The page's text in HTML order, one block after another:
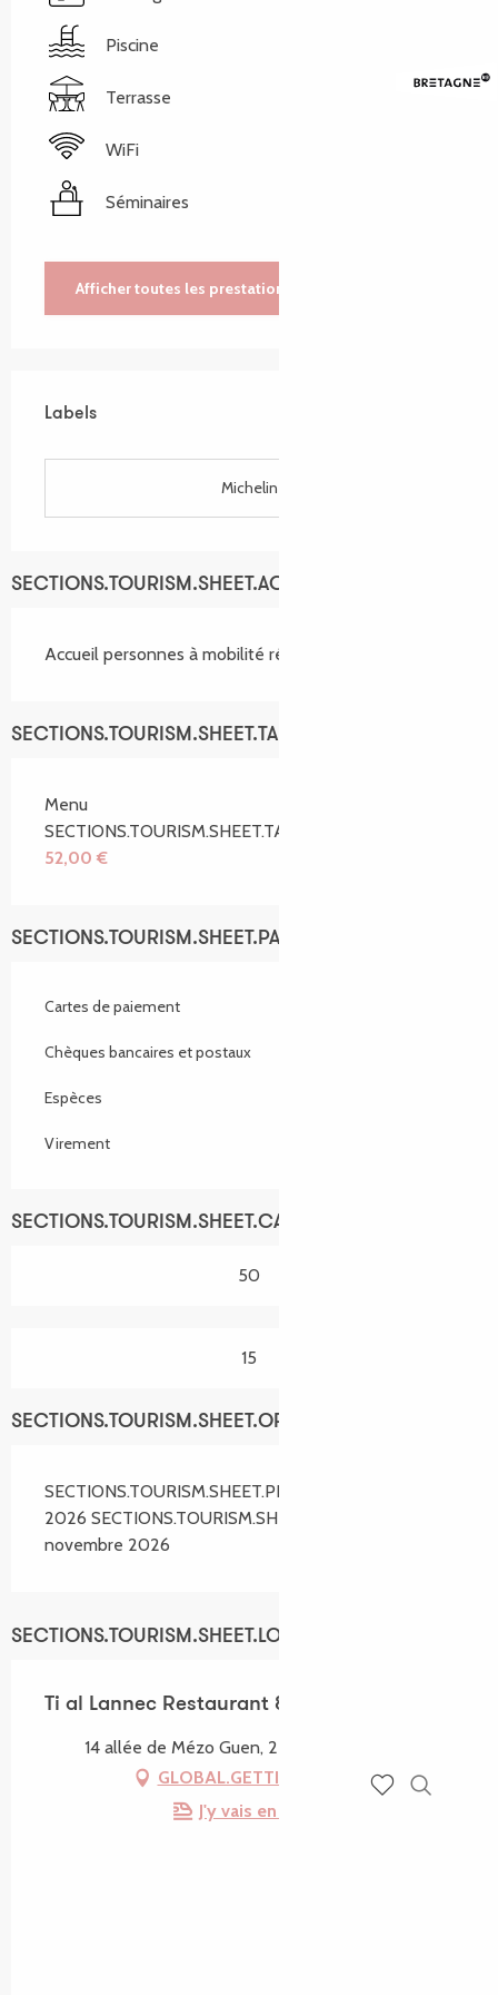
Piscine
Terrasse
WiFi
Séminaires
Afficher toutes les prestations
Labels
Labels
Michelin
SECTIONS.TOURISM.SHEET.ACCESSIBILITY_SERVICES
Accueil personnes à mobilité réduite
SECTIONS.TOURISM.SHEET.TARIFFS.TARIFFS
Menu
SECTIONS.TOURISM.SHEET.TARIFFS.FROMTO
52,00 €
SECTIONS.TOURISM.SHEET.PAYMENTS_METHODS
Cartes de paiement
Chèques bancaires et postaux
Espèces
Virement
SECTIONS.TOURISM.SHEET.CAPACITY
50
15
SECTIONS.TOURISM.SHEET.OPENINGS
SECTIONS.TOURISM.SHEET.PERIODS.FROM 1 avril
2026 SECTIONS.TOURISM.SHEET.PERIODS.UNTIL 1
novembre 2026
SECTIONS.TOURISM.SHEET.LOCATION
Ti al Lannec Restaurant & Bar Lounge
14 allée de Mézo Guen, 22560 Trébeurden
GLOBAL.GETTING_THERE
J'y vais en train !